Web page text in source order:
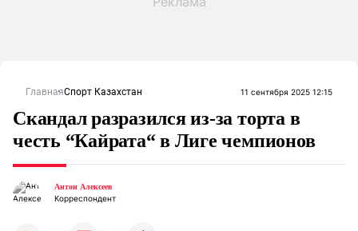
ГлавнаяСпорт Казахстан 11 сентября 2025 12:15
Скандал разразился из-за торта в
честь “Кайрата“ в Лиге чемпионов
Антон Алексеев
Корреспондент